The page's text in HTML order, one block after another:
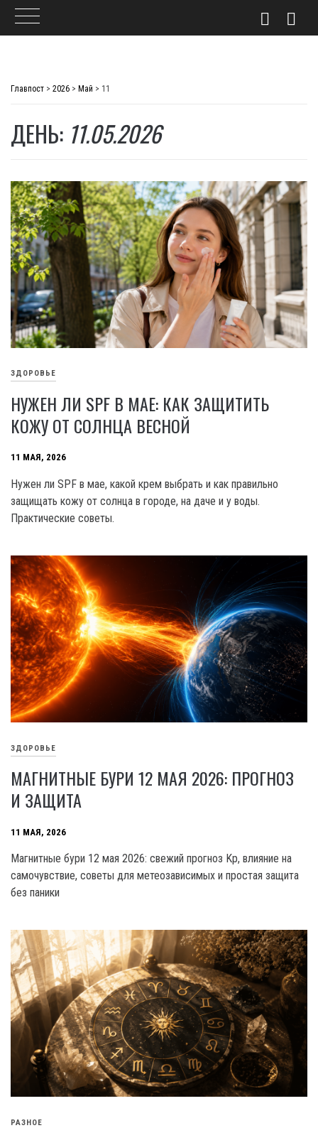
Главпост > 2026 > Май > 11
ДЕНЬ: 11.05.2026
ЗДОРОВЬЕ
НУЖЕН ЛИ SPF В МАЕ: КАК ЗАЩИТИТЬ
КОЖУ ОТ СОЛНЦА ВЕСНОЙ
11 МАЯ, 2026
Нужен ли SPF в мае, какой крем выбрать и как правильно
защищать кожу от солнца в городе, на даче и у воды.
Практические советы.
ЗДОРОВЬЕ
МАГНИТНЫЕ БУРИ 12 МАЯ 2026: ПРОГНОЗ
И ЗАЩИТА
11 МАЯ, 2026
Магнитные бури 12 мая 2026: свежий прогноз Kp, влияние на
самочувствие, советы для метеозависимых и простая защита
без паники
РАЗНОЕ